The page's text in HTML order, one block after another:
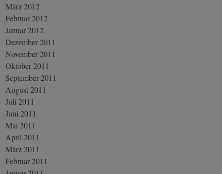
März 2012
Februar 2012
Januar 2012
Dezember 2011
November 2011
Oktober 2011
September 2011
August 2011
Juli 2011
Juni 2011
Mai 2011
April 2011
März 2011
Februar 2011